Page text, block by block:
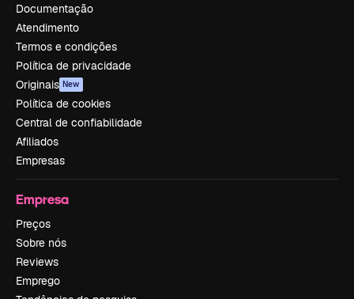
Documentação
Atendimento
Termos e condições
Política de privacidade
Originais New
Política de cookies
Central de confiabilidade
Afiliados
Empresas
Empresa
Preços
Sobre nós
Reviews
Emprego